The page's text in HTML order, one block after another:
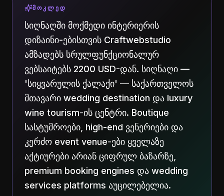
ᲛᲝᲙᲚᲔᲓ
სიღნაღში მოქმედი ინტერიერის
დიზაინი-ებისთვის Craftwebstudio
ამზადებს სრულფუნქციონალურ
ვებსაიტებს 2200 USD-დან. სიღნაღი —
'სიყვარულის ქალაქი' — საქართველოს
მთავარი wedding destination და luxury
wine tourism-ის ცენტრი. Boutique
სასტუმროები, high-end ვენერიები და
კერძო event venue-ები ყველაზე
აქტიურები არიან ციფრულ ბაზარზე,
premium booking engines და wedding
services platforms აუცილებელია.